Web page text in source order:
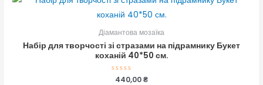
Діамантова мозаїка
Набір для творчості зі стразами на підрамнику Букет
коханій 40*50 см.
Оцінено
440,00₴